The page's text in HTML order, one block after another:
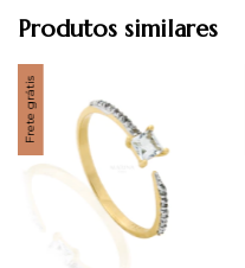
Produtos similares
Frete grátis